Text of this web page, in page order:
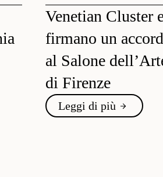
Venetian Cluster
firmano un
al Salone
di Firenze
Leggi di più